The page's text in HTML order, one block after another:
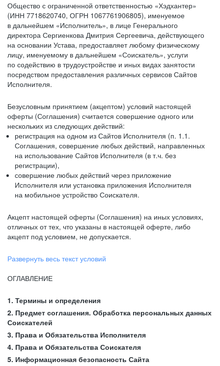
Общество с ограниченной ответственностью «Хэдхантер»
(ИНН 7718620740, ОГРН 1067761906805), именуемое
в дальнейшем «Исполнитель», в лице Генерального
директора Сергиенкова Дмитрия Сергеевича, действующего
на основании Устава, предоставляет любому физическому
лицу, именуемому в дальнейшем «Соискатель», услуги
по содействию в трудоустройстве и иных видах занятости
посредством предоставления различных сервисов Сайтов
Исполнителя.
Безусловным принятием (акцептом) условий настоящей
оферты (Соглашения) считается совершение одного или
нескольких из следующих действий:
регистрация на одном из Сайтов Исполнителя (п. 1.1.
Соглашения, совершение любых действий, направленных
на использование Сайтов Исполнителя (в т.ч. без
регистрации),
совершение любых действий через приложение
Исполнителя или установка приложения Исполнителя
на мобильное устройство Соискателя.
Акцепт настоящей оферты (Соглашения) на иных условиях,
отличных от тех, что указаны в настоящей оферте, либо
акцепт под условием, не допускается.
Развернуть весь текст условий
ОГЛАВЛЕНИЕ
1. Термины и определения
2. Предмет соглашения. Обработка персональных данных
Соискателей
3. Права и Обязательства Исполнителя
4. Права и Обязательства Соискателя
5. Информационная безопасность Сайта